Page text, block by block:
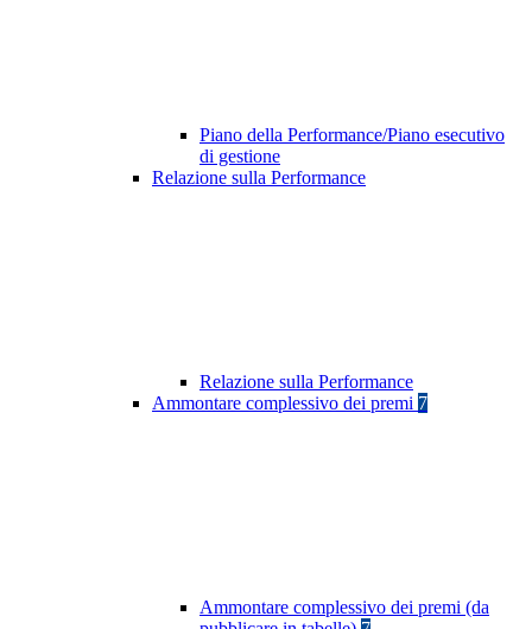
Piano della Performance/Piano esecutivo
di gestione
Relazione sulla Performance
Relazione sulla Performance
Ammontare complessivo dei premi 7
Ammontare complessivo dei premi (da